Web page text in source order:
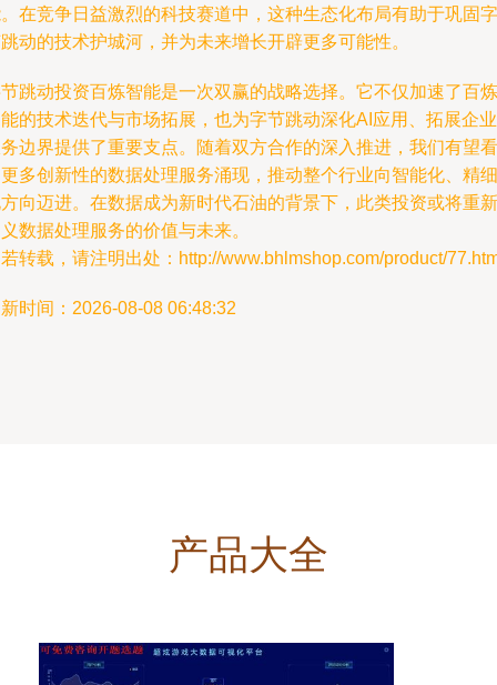
在竞争日益激烈的科技赛道中，这种生态化布局有助于巩固字
动的技术护城河，并为未来增长开辟更多可能性。
跳动投资百炼智能是一次双赢的战略选择。它不仅加速了百炼
的技术迭代与市场拓展，也为字节跳动深化AI应用、拓展企业
边界提供了重要支点。随着双方合作的深入推进，我们有望看
多创新性的数据处理服务涌现，推动整个行业向智能化、精细
向迈进。在数据成为新时代石油的背景下，此类投资或将重新
数据处理服务的价值与未来。
转载，请注明出处：http://www.bhlmshop.com/product/
时间：2026-08-08 06:48:32
产品大全